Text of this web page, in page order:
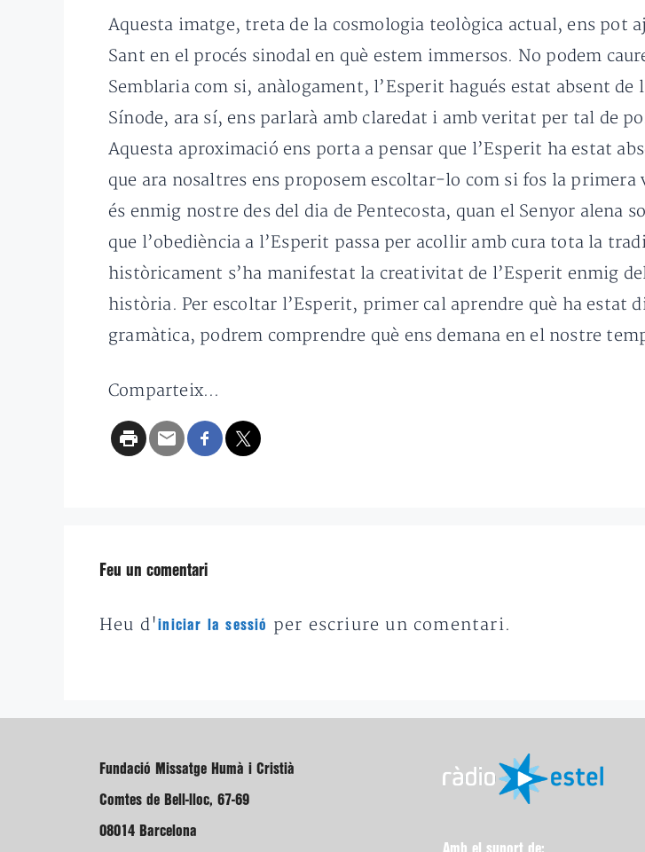
Aquesta imatge, treta de la cosmologia teològica actual, ens pot
Sant en el procés sinodal en què estem immersos. No podem
Semblaria com si, anàlogament, l’Esperit hagués estat absent de
Sínode, ara sí, ens parlarà amb claredat i amb veritat per tal de
Aquesta aproximació ens porta a pensar que l’Esperit ha estat
que ara nosaltres ens proposem escoltar-lo com si fos la primera
és enmig nostre des del dia de Pentecosta, quan el Senyor
que l’obediència a l’Esperit passa per acollir amb cura tota la
històricament s’ha manifestat la creativitat de l’Esperit enmig
història. Per escoltar l’Esperit, primer cal aprendre què ha estat
gramàtica, podrem comprendre què ens demana en el nostre
Comparteix...
Feu un comentari
Heu d'iniciar la sessió per escriure un comentari.
Fundació Missatge Humà i Cristià
Comtes de Bell-lloc, 67-69
08014 Barcelona
Amb el suport de: